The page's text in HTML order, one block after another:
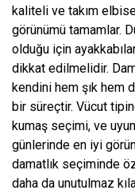
kaliteli ve takım
görünümü tamamlar.
olduğu için
dikkat edilmelidir.
kendini hem şık hem
bir süreçtir. Vücut
kumaş seçimi, ve
günlerinde en iyi
damatlık seçiminde
daha da unutulmaz